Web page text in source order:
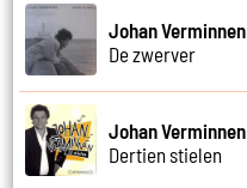
Johan Verminnen
De zwerver
Johan Verminnen
Dertien stielen